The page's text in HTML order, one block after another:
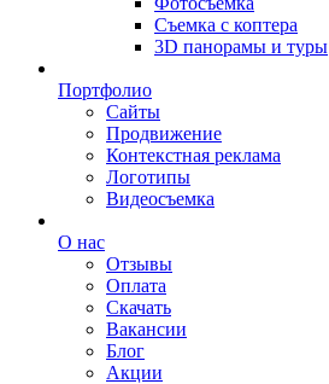
Съемка с коптера
3D панорамы и туры
Портфолио
Сайты
Продвижение
Контекстная реклама
Логотипы
Видеосъемка
О нас
Отзывы
Оплата
Скачать
Вакансии
Блог
Акции